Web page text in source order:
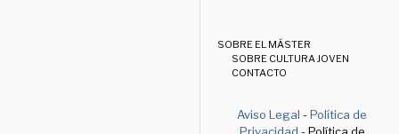
SOBRE EL MÁSTER
SOBRE CULTURA JOVEN
CONTACTO
Aviso Legal -Política de